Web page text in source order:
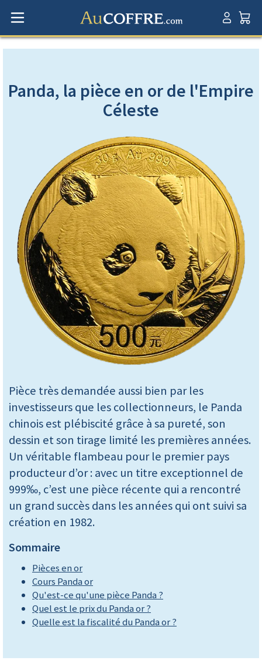
Panda, la pièce en or de l'Empire
Céleste
Pièce très demandée aussi bien par les
investisseurs que les collectionneurs, le Panda
chinois est plébiscité grâce à sa pureté, son
dessin et son tirage limité les premières années.
Un véritable flambeau pour le premier pays
producteur d’or : avec un titre exceptionnel de
999‰, c’est une pièce récente qui a rencontré
un grand succès dans les années qui ont suivi sa
création en 1982.
Sommaire
Pièces en or
Cours Panda or
Qu'est-ce qu'une pièce Panda ?
Quel est le prix du Panda or ?
Quelle est la fiscalité du Panda or ?